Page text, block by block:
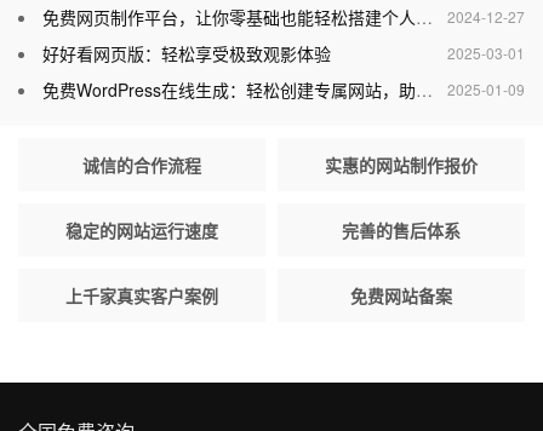
2024-12-27
免费网页制作平台，让你零基础也能轻松搭建个人网站
2025-03-01
好好看网页版：轻松享受极致观影体验
2025-01-09
免费WordPress在线生成：轻松创建专属网站，助力个人与企业腾飞
诚信的合作流程 实惠的网站制作报价
稳定的网站运行速度 完善的售后体系
上千家真实客户案例 免费网站备案